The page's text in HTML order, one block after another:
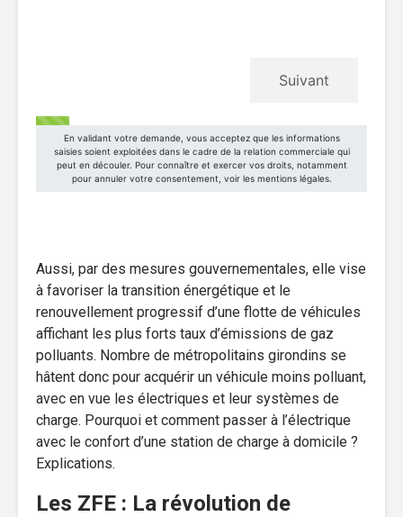
Aussi, par des mesures gouvernementales, elle vise
à favoriser la transition énergétique et le
renouvellement progressif d’une flotte de véhicules
affichant les plus forts taux d’émissions de gaz
polluants. Nombre de métropolitains girondins se
hâtent donc pour acquérir un véhicule moins polluant,
avec en vue les électriques et leur systèmes de
charge. Pourquoi et comment passer à l’électrique
avec le confort d’une station de charge à domicile ?
Explications.
Les ZFE : La révolution de